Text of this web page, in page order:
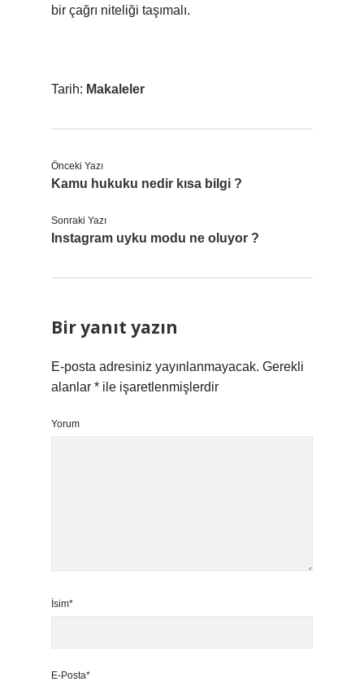
bir çağrı niteliği taşımalı.
Tarih: Makaleler
Önceki Yazı
Kamu hukuku nedir kısa bilgi ?
Sonraki Yazı
Instagram uyku modu ne oluyor ?
Bir yanıt yazın
E-posta adresiniz yayınlanmayacak. Gerekli
alanlar * ile işaretlenmişlerdir
Yorum
İsim*
E-Posta*